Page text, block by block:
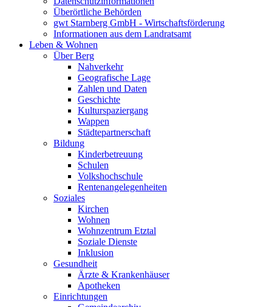
Überörtliche Behörden
gwt Starnberg GmbH - Wirtschaftsförderung
Informationen aus dem Landratsamt
Leben & Wohnen
Über Berg
Nahverkehr
Geografische Lage
Zahlen und Daten
Geschichte
Kulturspaziergang
Wappen
Städtepartnerschaft
Bildung
Kinderbetreuung
Schulen
Volkshochschule
Rentenangelegenheiten
Soziales
Kirchen
Wohnen
Wohnzentrum Etztal
Soziale Dienste
Inklusion
Gesundheit
Ärzte & Krankenhäuser
Apotheken
Einrichtungen